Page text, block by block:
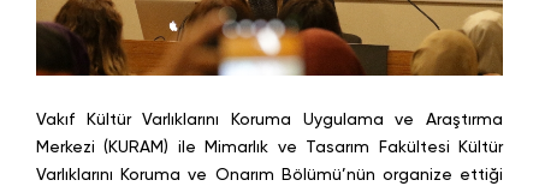
Vakıf Kültür Varlıklarını Koruma Uygulama ve Araştırma
Merkezi (KURAM) ile Mimarlık ve Tasarım Fakültesi Kültür
Varlıklarını Koruma ve Onarım Bölümü’nün organize ettiği